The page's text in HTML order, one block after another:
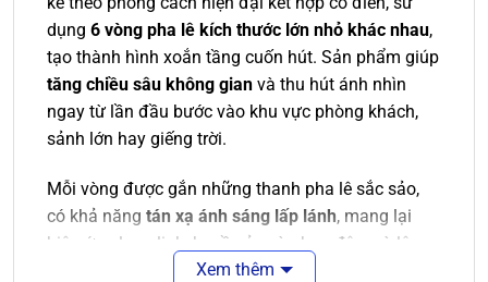
dụng 6 vòng pha lê kích thước lớn nhỏ khác nhau,
tạo thành hình xoắn tầng cuốn hút. Sản phẩm giúp
tăng chiều sâu không gian và thu hút ánh nhìn
ngay từ lần đầu bước vào khu vực phòng khách,
sảnh lớn hay giếng trời.
Mỗi vòng được gắn những thanh pha lê sắc sảo,
có khả năng tán xạ ánh sáng lấp lánh, mang lại
hiệu ứng lung linh, huyền ảo vào ban đêm và lộng
Xem thêm